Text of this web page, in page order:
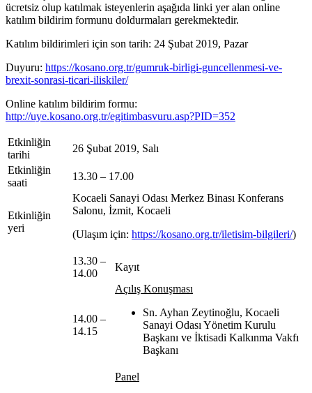
ücretsiz olup katılmak isteyenlerin aşağıda linki yer alan online
katılım bildirim formunu doldurmaları gerekmektedir.
Katılım bildirimleri için son tarih: 24 Şubat 2019, Pazar
Duyuru: https://kosano.org.tr/gumruk-birligi-guncellenmesi-ve-
brexit-sonrasi-ticari-iliskiler/
Online katılım bildirim formu:
http://uye.kosano.org.tr/egitimbasvuru.asp?PID=352
Etkinliğin
tarihi
26 Şubat 2019, Salı
Etkinliğin
saati
13.30 – 17.00
Etkinliğin
yeri
Kocaeli Sanayi Odası Merkez Binası Konferans
Salonu, İzmit, Kocaeli
(Ulaşım için: https://kosano.org.tr/iletisim-bilgileri/)
13.30 –
14.00
Kayıt
14.00 –
14.15
Açılış Konuşması
Sn. Ayhan Zeytinoğlu, Kocaeli
Sanayi Odası Yönetim Kurulu
Başkanı ve İktisadi Kalkınma Vakfı
Başkanı
Panel